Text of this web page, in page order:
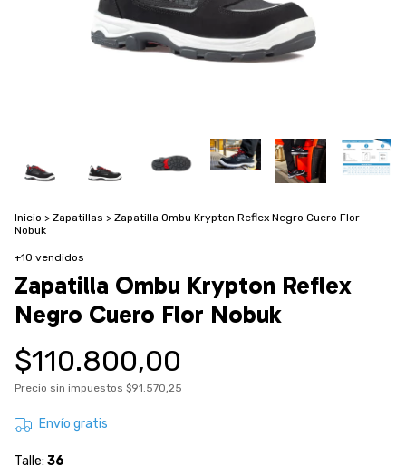
Inicio > Zapatillas > Zapatilla Ombu Krypton Reflex Negro Cuero Flor
Nobuk
+10 vendidos
Zapatilla Ombu Krypton Reflex
Negro Cuero Flor Nobuk
$110.800,00
Precio sin impuestos $91.570,25
Envío gratis
Talle: 36